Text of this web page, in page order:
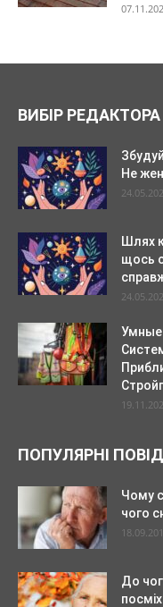
ВИБІР РЕДАКТОРА
Не
Шлях
щось
ПОПУЛЯРНІ
Чому
чого
До